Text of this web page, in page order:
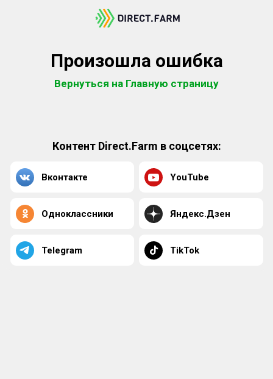
Произошла ошибка
Вернуться на Главную страницу
Контент Direct.Farm в соцсетях:
Вконтакте YouTube
Одноклассники Яндекс.Дзен
Telegram TikTok